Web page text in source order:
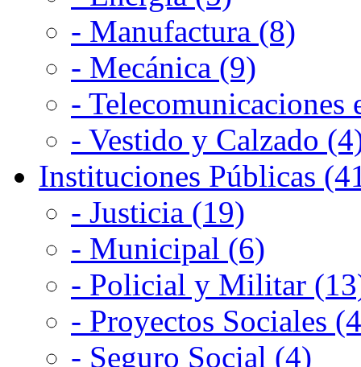
- Manufactura (8)
- Mecánica (9)
-
- Vestido y Calzado
Instituciones Públicas
- Justicia (19)
- Municipal (6)
- Policial y Militar
- Proyectos Sociales
- Seguro Social (4)